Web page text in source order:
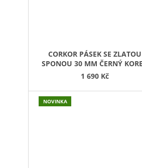
CORKOR PÁSEK SE ZLATOU
SPONOU 30 MM ČERNÝ
1 690 Kč
NOVINKA